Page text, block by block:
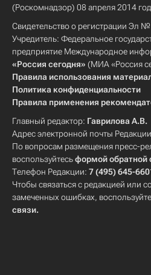
(Роскомнадзор) 08 апреля 2014
Свидетельство о регистрации Эл
Учредитель: Федеральное
предприятие Международное
«Россия сегодня» (МИА «Россия
Правила использования
Политика конфиденциальности
Правила применения
Главный редактор: Гаврилова А.В.
Адрес электронной почты
По вопросам размещения пресс-
воспользуйтесьформой обратной
Телефон Редакции: 7 (495) 645-
Чтобы связаться с редакцией или
замеченных ошибках,
связи.